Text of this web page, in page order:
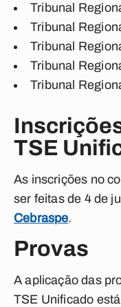
Tribunal
Tribunal
Tribunal
Tribunal
Tribunal
TSE
As inscrições no
ser feitas de 4 de
Cebraspe.
Provas
A aplicação das
TSE Unificado